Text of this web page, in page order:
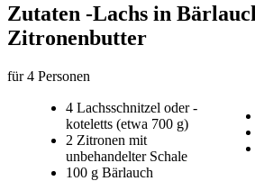
Zutaten -Lachs in
Zitronenbutter
für 4 Personen
4 Lachsschnitzel oder -
koteletts (etwa 700 g)
2 Zitronen mit
unbehandelter Schale
100 g Bärlauch